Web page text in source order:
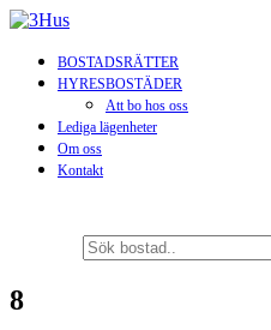
BOSTADSRÄTTER
HYRESBOSTÄDER
Att bo hos oss
Lediga lägenheter
Om oss
Kontakt
8